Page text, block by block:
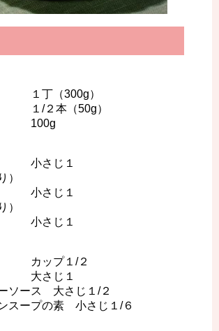
１丁（300g）
２本（50g）
100g
小さじ１
）
小さじ１
）
小さじ１
ップ１/２
さじ１
ソース 大さじ１/２
スープの素 小さじ１/６